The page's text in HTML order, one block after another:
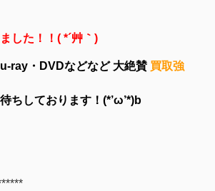
した！！( *´艸｀)
ray・DVDなどなど 大絶賛 買取強
ちしております！(*’ω’*)b